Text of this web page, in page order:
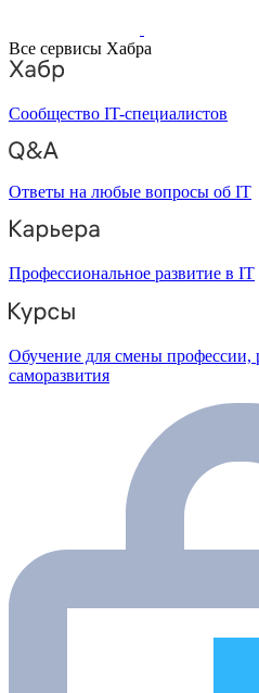
Все сервисы Хабра
Сообщество IT-специалистов
Ответы на любые вопросы об IT
Профессиональное развитие в IT
Обучение для смены профессии,
саморазвития